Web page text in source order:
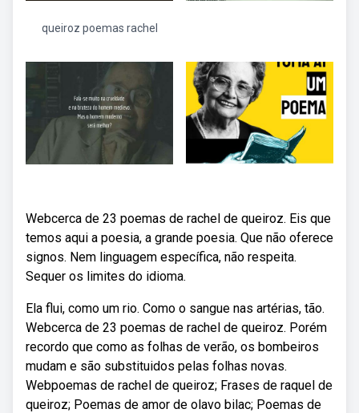
queiroz poemas rachel
Webcerca de 23 poemas de rachel de queiroz. Eis que
temos aqui a poesia, a grande poesia. Que não oferece
signos. Nem linguagem específica, não respeita.
Sequer os limites do idioma.
Ela flui, como um rio. Como o sangue nas artérias, tão.
Webcerca de 23 poemas de rachel de queiroz. Porém
recordo que como as folhas de verão, os bombeiros
mudam e são substituidos pelas folhas novas.
Webpoemas de rachel de queiroz; Frases de raquel de
queiroz; Poemas de amor de olavo bilac; Poemas de